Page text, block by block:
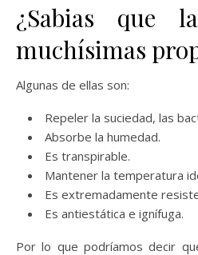
¿Sabias que
muchísimas
Algunas de ellas son:
Repeler la suciedad, las
Absorbe la humedad.
Es transpirable.
Mantener la temperatura
Es extremadamente
Es antiestática e ignífuga.
Por lo que podríamos decir